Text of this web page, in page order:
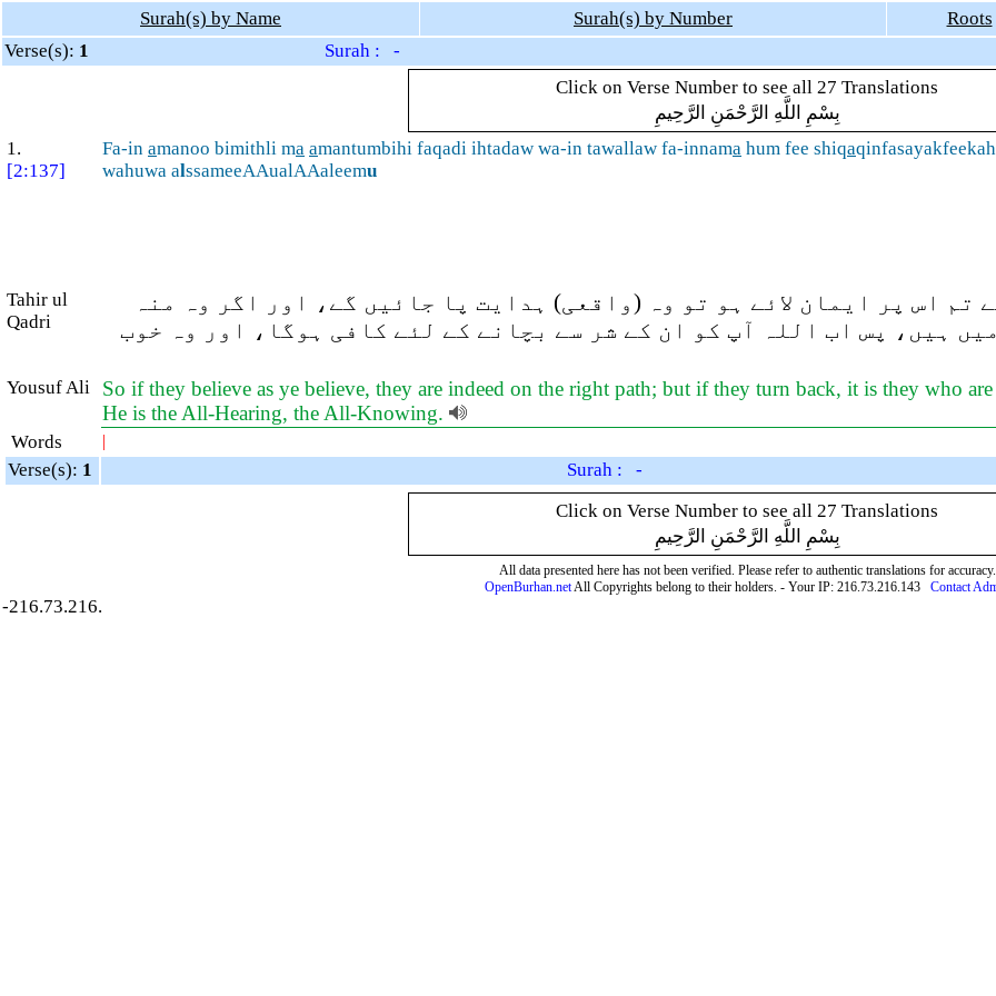
Surah(s) by Name Surah(s) by Number
Roots
Verse(s): 1
Surah : -
Click on Verse Number to see all 27 Translations
بِسْمِ اللَّهِ الرَّحْمَنِ الرَّحِيمِ
1.
[2:137]
Fa-in amanoo bimithli ma amantumbihi faqadi ihtadaw wa-in tawallaw fa-innama hum fee shiqa
wahuwa alssameeAAualAAaleemu
Tahir ul
Qadri
اس پر ایمان لائے ہو تو وہ (واقعی) ہدایت پا جائیں گے، اور اگر وہ منہ
ہیں، پس اب اللہ آپ کو ان کے شر سے بچانے کے لئے کافی ہوگا، اور وہ خوب
Yousuf Ali
So if they believe as ye believe, they are indeed on the right path; but if they turn back, it is they who
He is the All-Hearing, the All-Knowing.
Words |
Verse(s): 1
Surah : -
Click on Verse Number to see all 27 Translations
بِسْمِ اللَّهِ الرَّحْمَنِ الرَّحِيمِ
All data presented here has not been verified. Please refer to authentic translations for accuracy.
OpenBurhan.netAll Copyrights belong to their holders. - Your IP: 216.73.216.143 Contact
-216.73.216.